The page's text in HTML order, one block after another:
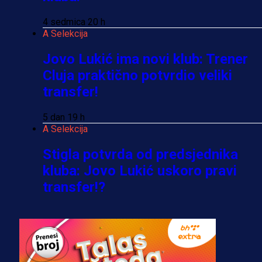
4 sedmica 20 h
A Selekcija
Jovo Lukić ima novi klub: Trener
Cluja praktično potvrdio veliki
transfer!
5 dan 19 h
A Selekcija
Stigla potvrda od predsjednika
kluba: Jovo Lukić uskoro pravi
transfer!?
A Selekcija
Zmajevi dobili veliko pojačanje: